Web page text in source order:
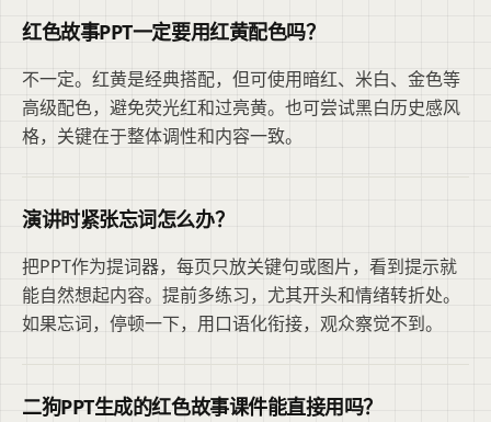
红色故事PPT一定要用红黄配色吗？
不一定。红黄是经典搭配，但可使用暗红、米白、金色等
高级配色，避免荧光红和过亮黄。也可尝试黑白历史感风
格，关键在于整体调性和内容一致。
演讲时紧张忘词怎么办？
把PPT作为提词器，每页只放关键句或图片，看到提示就
能自然想起内容。提前多练习，尤其开头和情绪转折处。
如果忘词，停顿一下，用口语化衔接，观众察觉不到。
二狗PPT生成的红色故事课件能直接用吗？